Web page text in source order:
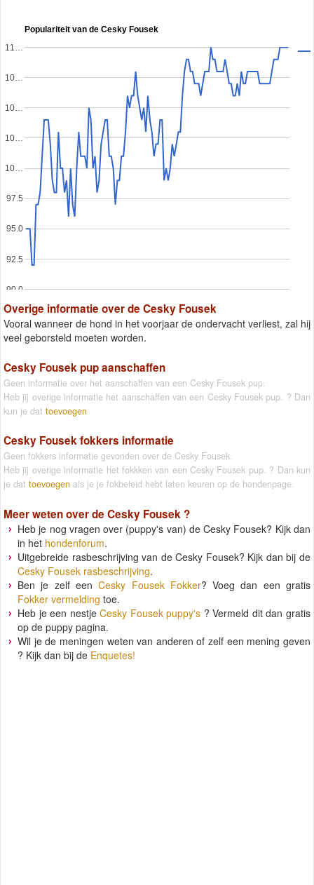
Populariteit van de Cesky Fousek
90.0
92.5
95.0
97.5
10…
10…
10…
10…
11…
Overige informatie over de Cesky Fousek
Vooral wanneer de hond in het voorjaar de ondervacht verliest, zal hij
veel geborsteld moeten worden.
Cesky Fousek pup aanschaffen
Geen informatie over het aanschaffen van een Cesky Fousek pup.
Heb jij overige informatie het aanschaffen van een Cesky Fousek pup. ? Dan
kun je dat toevoegen
Cesky Fousek fokkers informatie
Geen fokkers informatie gevonden over de Cesky Fousek.
Heb jij overige informatie het fokkken van een Cesky Fousek pup. ? Dan kun
je dat toevoegen als je je fokbeleid hebt laten keuren op de hondenpage.
Meer weten over de Cesky Fousek ?
Heb je nog vragen over (puppy's van) de Cesky Fousek? Kijk dan
in het hondenforum.
Uitgebreide rasbeschrijving van de Cesky Fousek? Kijk dan bij de
Cesky Fousek rasbeschrijving.
Ben je zelf eenCesky Fousek Fokker? Voeg dan een gratis
Fokker vermelding toe.
Heb je een nestjeCesky Fousek puppy's ? Vermeld dit dan gratis
op de puppy pagina.
Wil je de meningen weten van anderen of zelf een mening geven
? Kijk dan bij de Enquetes!